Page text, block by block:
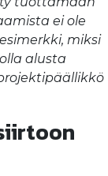
ei ole
miksi
alusta